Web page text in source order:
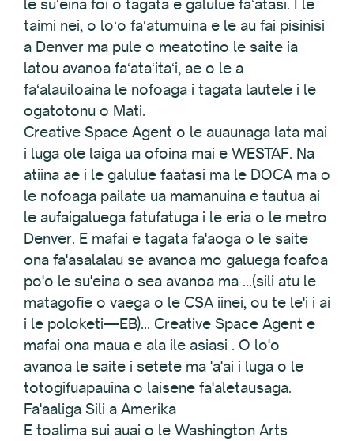
le suʻeina foi o tagata e galulue faʻatasi. I le
taimi nei, o loʻo faʻatumuina e le au fai pisinisi
a Denver ma pule o meatotino le saite ia
latou avanoa faʻataʻitaʻi, ae o le a
faʻalauiloaina le nofoaga i tagata lautele i le
ogatotonu o Mati.
Creative Space Agent o le auaunaga lata mai
i luga ole laiga ua ofoina mai e WESTAF. Na
atiina ae i le galulue faatasi ma le DOCA ma o
le nofoaga pailate ua mamanuina e tautua ai
le aufaigaluega fatufatuga i le eria o le metro
Denver. E mafai e tagata fa'aoga o le saite
ona fa'asalalau se avanoa mo galuega foafoa
po'o le su'eina o sea avanoa ma ...(sili atu le
matagofie o vaega o le CSA iinei, ou te le'i i ai
i le poloketi—EB)... Creative Space Agent e
mafai ona maua e ala ile asiasi . O lo'o
avanoa le saite i setete ma 'a'ai i luga o le
totogifuapauina o laisene fa'aletausaga.
Fa'aaliga Sili a Amerika
E toalima sui auai o le Washington Arts